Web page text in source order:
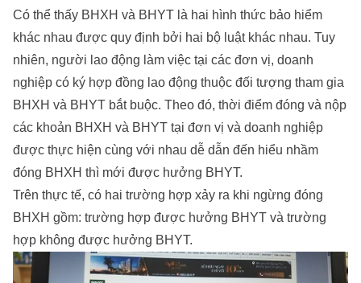
Có thể thấy BHXH và BHYT là hai hình thức bảo hiểm
khác nhau được quy định bởi hai bộ luật khác nhau. Tuy
nhiên, người lao động làm việc tại các đơn vị, doanh
nghiệp có ký hợp đồng lao động thuộc đối tượng tham gia
BHXH và BHYT bắt buộc. Theo đó, thời điểm đóng và nộp
các khoản BHXH và BHYT tại đơn vị và doanh nghiệp
được thực hiện cùng với nhau dễ dẫn đến hiểu nhầm
đóng BHXH thì mới được hưởng BHYT.
Trên thực tế, có hai trường hợp xảy ra khi ngừng đóng
BHXH gồm: trường hợp được hưởng BHYT và trường
hợp không được hưởng BHYT.